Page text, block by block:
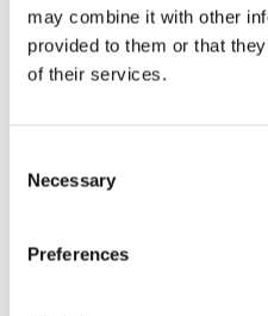
may combine it with other
provided to them or that
of their services.
Selection
Necessary
Preferences
€ 3,50